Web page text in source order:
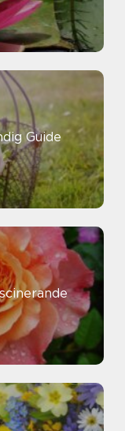
Guide